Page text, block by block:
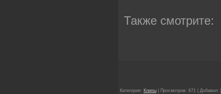
Также смотрите:
Категория: Клипы | Просмотров: 671 | Добавил: